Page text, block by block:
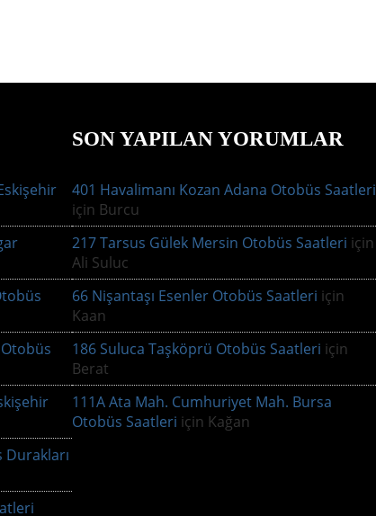
Durakları
SON YAPILAN YORUMLAR
401 Havalimanı Kozan Adana Otobüs Saatleri
için Burcu
217 Tarsus Gülek Mersin Otobüs Saatleri için
Ali Suluc
66 Nişantaşı Esenler Otobüs Saatleri için
Kaan
186 Suluca Taşköprü Otobüs Saatleri için
Berat
111A Ata Mah. Cumhuriyet Mah. Bursa
Otobüs Saatleri için Kağan